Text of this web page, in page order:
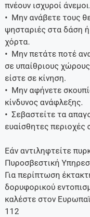
πνέουν ισχυροί άνεμοι.
• Μην ανάβετε τους
ψησταριές στα δάση
χόρτα.
• Μην πετάτε ποτέ
σε υπαίθριους
είστε σε κίνηση.
• Μην αφήνετε
κίνδυνος ανάφλεξης.
• Σεβαστείτε τα
ευαίσθητες περιοχές
Εάν αντιληφτείτε
Πυροσβεστική
Για περίπτωση
δορυφορικού
καλέστε στον
112